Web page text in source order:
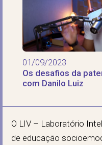
01/09/2023
Os desafios da
com Danilo Luiz
O LIV – Laboratório
de educação